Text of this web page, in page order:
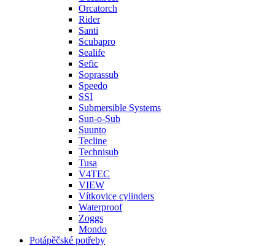
Orcatorch
Rider
Santi
Scubapro
Sealife
Sefic
Soprassub
Speedo
SSI
Submersible Systems
Sun-o-Sub
Suunto
Tecline
Technisub
Tusa
V4TEC
VIEW
Vítkovice cylinders
Waterproof
Zoggs
Mondo
Potápěčské potřeby